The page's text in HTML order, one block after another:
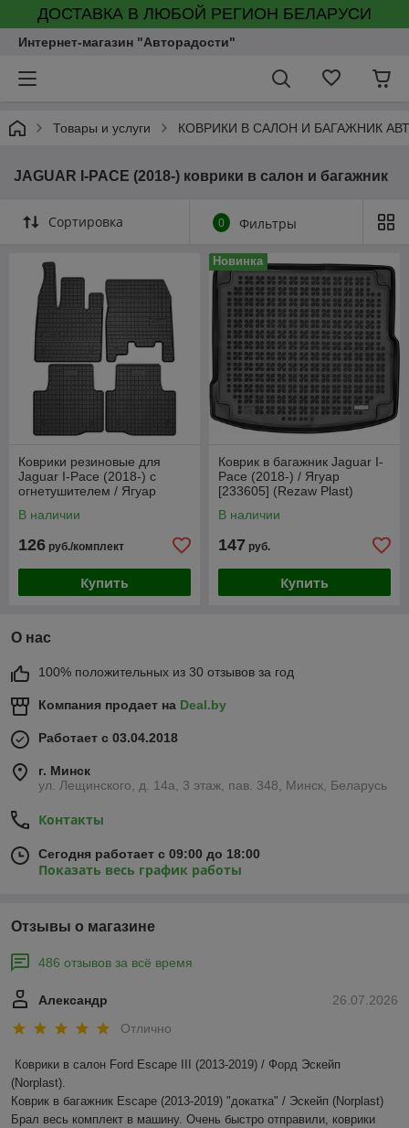
ДОСТАВКА В ЛЮБОЙ РЕГИОН БЕЛАРУСИ
Интернет-магазин "Авторадости"
Товары и услуги КОВРИКИ В САЛОН И БАГАЖНИК
JAGUAR I-PACE (2018-) коврики в салон и багажник
Сортировка 0 Фильтры
Коврики резиновые для
Jaguar I-Pace (2018-) с
огнетушителем / Ягуар
В наличии
126 руб./комплект
Купить
Новинка
Коврик в багажник Jaguar I-
Pace (2018-) / Ягуар
[233605] (Rezaw Plast)
В наличии
147 руб.
Купить
О нас
100% положительных из 30 отзывов за год
Компания продает на Deal.by
Работает с 03.04.2018
г. Минск
ул. Лещинского, д. 14а, 3 этаж, пав. 348, Минск, Беларусь
Контакты
Сегодня работает с 09:00 до 18:00
Показать весь график работы
Отзывы о магазине
486 отзывов за всё время
26.07.2026
Александр
Отлично
Коврики в салон Ford Escape III (2013-2019) / Форд Эскейп
(Norplast).
Коврик в багажник Escape (2013-2019) "докатка" / Эскейп (Norplast)
Брал весь комплект в машину. Очень быстро отправили, коврики